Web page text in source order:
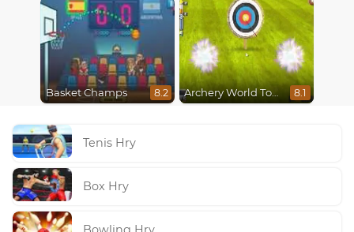
Basket Champs 8.2 Archery World Tour 8.1
Tenis Hry
Box Hry